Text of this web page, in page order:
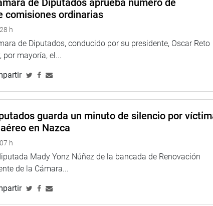
pública me está denunciando?», preguntó.
con documentos en mano, que todo lo que se
No es justo que se me atribuya ese tipo de
comisiones ordinarias
h
de Diputados, conducido por su presidente, Oscar Reto
por mayoría, el...
guarda un minuto de silencio por
en Nazca
h
Mady Yonz Núñez de la bancada de Renovación
de la Cámara...